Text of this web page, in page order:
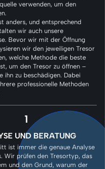
verwenden, um den
anders, und entsprechend
wir auch unsere
Bevor wir mit der Öffnung
wir den jeweiligen Tresor
welche Methode die beste
um den Tresor zu öffnen –
ihn zu beschädigen. Dabei
professionelle Methoden
1
UND BERATUNG
ist immer die genaue Analyse
Wir prüfen den Tresortyp, das
und den Grund, warum der